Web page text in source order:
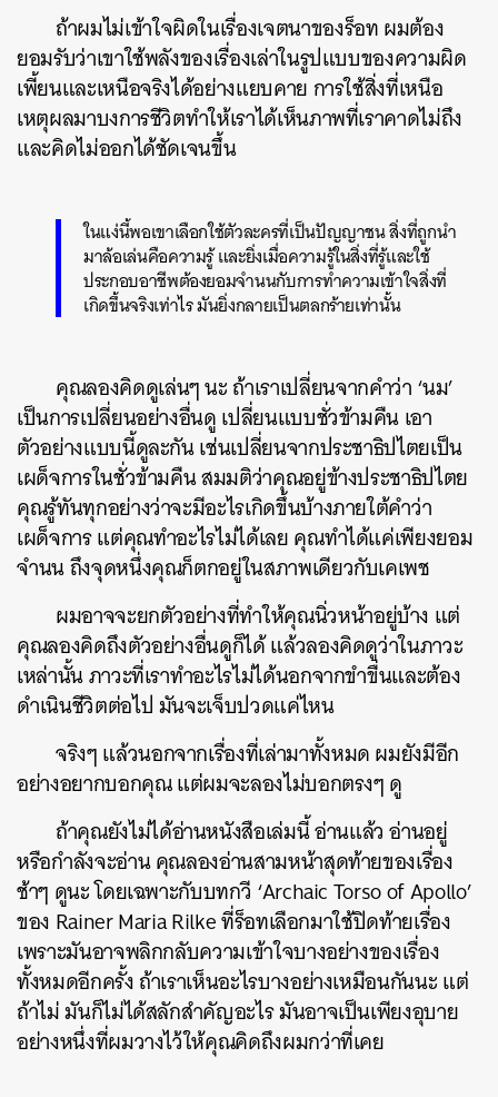
ถ้าผมไม่เข้าใจผิดในเรื่องเจตนาของร็อท ผมต้อง
ยอมรับว่าเขาใช้พลังของเรื่องเล่าในรูปแบบของความผิด
เพี้ยนและเหนือจริงได้อย่างแยบคาย การใช้สิ่งที่เหนือ
เหตุผลมาบงการชีวิตทำให้เราได้เห็นภาพที่เราคาดไม่ถึง
และคิดไม่ออกได้ชัดเจนขึ้น
ในแง่นี้พอเขาเลือกใช้ตัวละครที่เป็นปัญญาชน สิ่งที่ถูกนำ
มาล้อเล่นคือความรู้ และยิ่งเมื่อความรู้ในสิ่งที่รู้และใช้
ประกอบอาชีพต้องยอมจำนนกับการทำความเข้าใจสิ่งที่
เกิดขึ้นจริงเท่าไร มันยิ่งกลายเป็นตลกร้ายเท่านั้น
คุณลองคิดดูเล่นๆ นะ ถ้าเราเปลี่ยนจากคำว่า ‘นม’
เป็นการเปลี่ยนอย่างอื่นดู เปลี่ยนแบบชั่วข้ามคืน เอา
ตัวอย่างแบบนี้ดูละกัน เช่นเปลี่ยนจากประชาธิปไตยเป็น
เผด็จการในชั่วข้ามคืน สมมติว่าคุณอยู่ข้างประชาธิปไตย
คุณรู้ทันทุกอย่างว่าจะมีอะไรเกิดขึ้นบ้างภายใต้คำว่า
เผด็จการ แต่คุณทำอะไรไม่ได้เลย คุณทำได้แค่เพียงยอม
จำนน ถึงจุดหนึ่งคุณก็ตกอยู่ในสภาพเดียวกับเคเพช
ผมอาจจะยกตัวอย่างที่ทำให้คุณนิ่วหน้าอยู่บ้าง แต่
คุณลองคิดถึงตัวอย่างอื่นดูก็ได้ แล้วลองคิดดูว่าในภาวะ
เหล่านั้น ภาวะที่เราทำอะไรไม่ได้นอกจากขำขื่นและต้อง
ดำเนินชีวิตต่อไป มันจะเจ็บปวดแค่ไหน
จริงๆ แล้วนอกจากเรื่องที่เล่ามาทั้งหมด ผมยังมีอีก
อย่างอยากบอกคุณ แต่ผมจะลองไม่บอกตรงๆ ดู
ถ้าคุณยังไม่ได้อ่านหนังสือเล่มนี้ อ่านแล้ว อ่านอยู่
หรือกำลังจะอ่าน คุณลองอ่านสามหน้าสุดท้ายของเรื่อง
ช้าๆ ดูนะ โดยเฉพาะกับบทกวี ‘Archaic Torso of Apollo’
ของ Rainer Maria Rilke ที่ร็อทเลือกมาใช้ปิดท้ายเรื่อง
เพราะมันอาจพลิกกลับความเข้าใจบางอย่างของเรื่อง
ทั้งหมดอีกครั้ง ถ้าเราเห็นอะไรบางอย่างเหมือนกันนะ แต่
ถ้าไม่ มันก็ไม่ได้สลักสำคัญอะไร มันอาจเป็นเพียงอุบาย
อย่างหนึ่งที่ผมวางไว้ให้คุณคิดถึงผมกว่าที่เคย
ค้นหา